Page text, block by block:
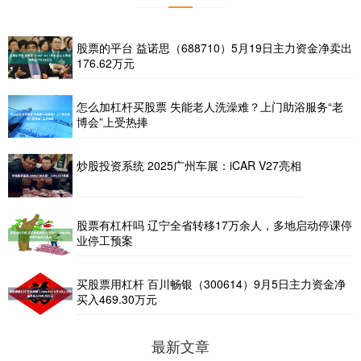
股票的平台 益诺思（688710）5月19日主力资金净卖出
176.62万元
怎么加杠杆买股票 失能老人洗澡难？上门助浴服务“老
博会”上受热捧
炒股投资系统 2025广州车展：iCAR V27亮相
股票有杠杆吗 辽宁全省转移17万余人，多地启动停课停
业停工预案
买股票用杠杆 百川畅银（300614）9月5日主力资金净
买入469.30万元
最新文章